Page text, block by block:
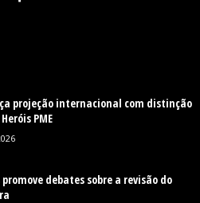
projeção internacional com distinção
PME
debates sobre a revisão do